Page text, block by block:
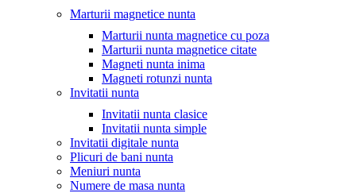
Marturii magnetice nunta
Marturii nunta magnetice cu poza
Marturii nunta magnetice citate
Magneti nunta inima
Magneti rotunzi nunta
Invitatii nunta
Invitatii nunta clasice
Invitatii nunta simple
Invitatii digitale nunta
Plicuri de bani nunta
Meniuri nunta
Numere de masa nunta